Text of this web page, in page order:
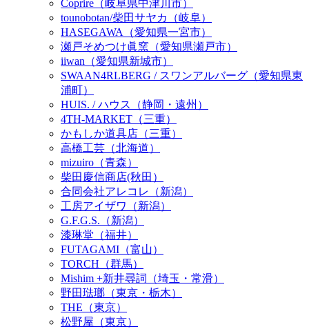
Coprire（岐阜県中津川市）
tounobotan/柴田サヤカ（岐阜）
HASEGAWA（愛知県一宮市）
瀬戸そめつけ眞窯（愛知県瀬戸市）
iiwan（愛知県新城市）
SWAAN4RLBERG / スワンアルバーグ（愛知県東
浦町）
HUIS. / ハウス（静岡・遠州）
4TH-MARKET（三重）
かもしか道具店（三重）
高橋工芸（北海道）
mizuiro（青森）
柴田慶信商店(秋田）
合同会社アレコレ（新潟）
工房アイザワ（新潟）
G.F.G.S.（新潟）
漆琳堂（福井）
FUTAGAMI（富山）
TORCH（群馬）
Mishim +新井尋詞（埼玉・常滑）
野田琺瑯（東京・栃木）
THE（東京）
松野屋（東京）